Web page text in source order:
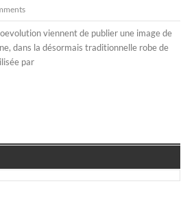
viennent de publier une image de
dans la désormais traditionnelle robe de
par